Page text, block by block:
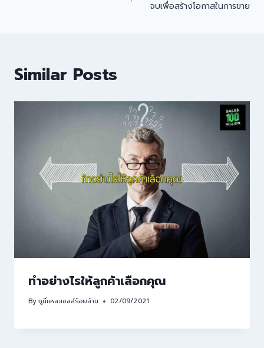
จบเพื่อสร้างโอกาสในการขาย
Similar Posts
ทำอย่างไรให้ลูกค้าเลือกคุณ
Byกูนี่แหละเซลล์ร้อยล้าน 02/09/2021